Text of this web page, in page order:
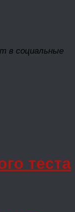
в социальные
теста